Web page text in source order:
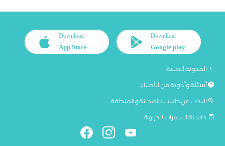
Download
Google play
Download
App Store
المدونة الطبية
أسئلة وأجوبة من الأطباء
البحث عن طبيب بالمدينة والمنطقة
حاسبة السعرات الحرارية